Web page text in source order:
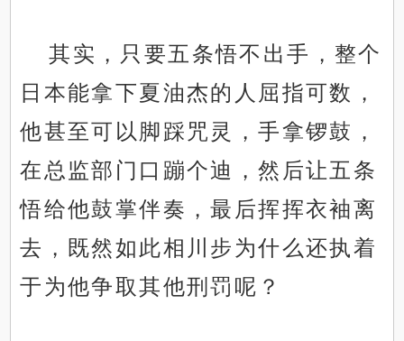
其实，只要五条悟不出手，整个
日本能拿下夏油杰的人屈指可数，
他甚至可以脚踩咒灵，手拿锣鼓，
在总监部门口蹦个迪，然后让五条
悟给他鼓掌伴奏，最后挥挥衣袖离
去，既然如此相川步为什么还执着
于为他争取其他刑罚呢？